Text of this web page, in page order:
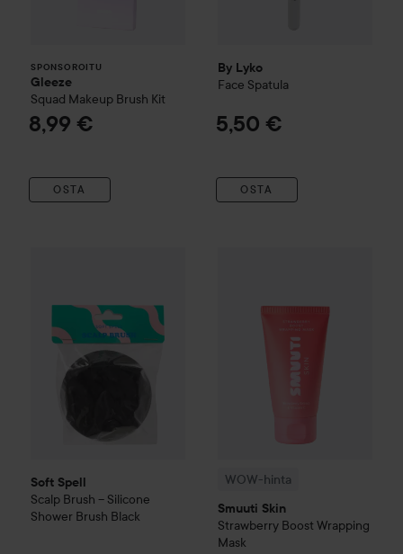
SPONSOROITU
Gleeze
Squad Makeup Brush Kit
8,99 €
OSTA
By Lyko
Face Spatula
5,50 €
OSTA
Soft Spell
Scalp Brush – Silicone
Shower Brush Black
WOW-hinta
Smuuti Skin
Strawberry Boost Wrapping
Mask